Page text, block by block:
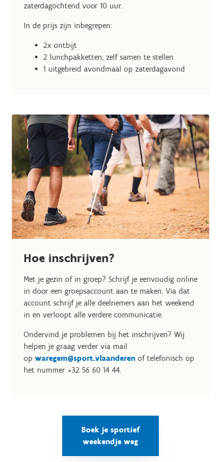
zaterdagochtend voor 10 uur.
In de prijs zijn inbegrepen:
2x ontbijt
2 lunchpakketten, zelf samen te stellen
1 uitgebreid avondmaal op zaterdagavond
Hoe inschrijven?
Met je gezin of in groep? Schrijf je eenvoudig online
in door een groepsaccount aan te maken. Via dat
account schrijf je alle deelnemers aan het weekend
in en verloopt alle verdere communicatie.
Ondervind je problemen bij het inschrijven? Wij
helpen je graag verder via mail
op waregem@sport.vlaanderen of telefonisch op
het nummer +32 56 60 14 44.
Boek je sportief
weekendje weg